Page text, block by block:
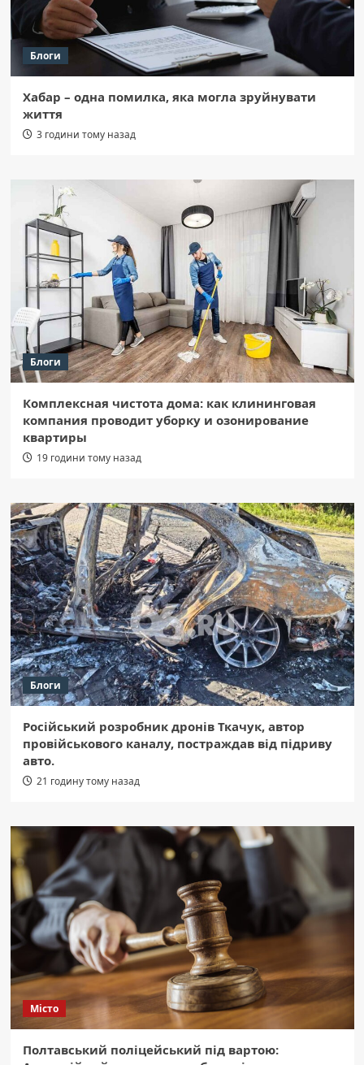
Блоги
Хабар – одна помилка, яка могла зруйнувати
життя
3 години тому назад
Блоги
Комплексная чистота дома: как клининговая
компания проводит уборку и озонирование
квартиры
19 години тому назад
Блоги
Російський розробник дронів Ткачук, автор
провійськового каналу, постраждав від підриву
авто.
21 годину тому назад
Місто
Полтавський поліцейський під вартою: